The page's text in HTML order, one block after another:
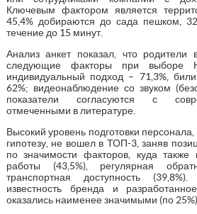
Ключевым фактором является
45,4% добираются до сада пешком,
течение до 15 минут.
Анализ анкет показал, что родители
следующие факторы при выборе
индивидуальный подход – 71,3%,
62%; видеонаблюдение со звуком
показатели согласуются с
отмеченными в литературе.
Высокий уровень подготовки
гипотезу, не вошел в ТОП-3, заняв
по значимости факторов, куда
работы (43,5%), регулярная
транспортная доступность
известность бренда и
оказались наименее значимыми (по 25%).